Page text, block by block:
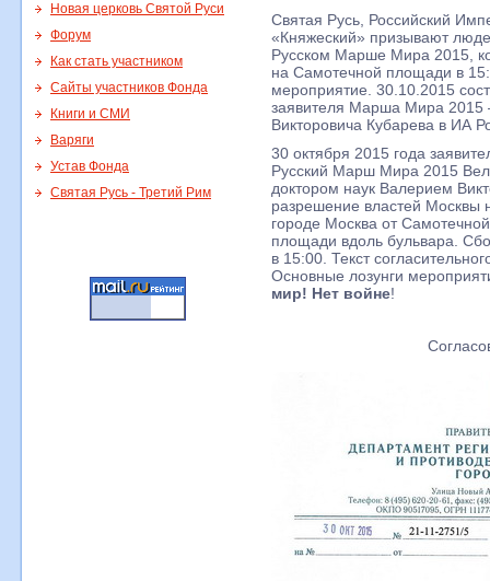
Новая церковь Святой Руси
Форум
Как стать участником
Сайты участников Фонда
Книги и СМИ
Варяги
Устав Фонда
Святая Русь - Третий Рим
Святая Русь, Российский
«Княжеский» призывают
Русском Марше Мира 2015,
на Самотечной площади в
мероприятие. 30.10.2015
заявителя Марша Мира 2015
Викторовича Кубарева в ИА
30 октября 2015 года
Русский Марш Мира 2015
доктором наук Валерием
разрешение властей
городе Москва от
площади вдоль бульвара.
в 15:00. Текст
Основные лозунги
мир! Нет войне!